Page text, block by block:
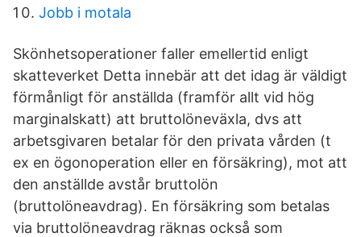
Jobb i motala
Skönhetsoperationer faller emellertid enligt
skatteverket Detta innebär att det idag är väldigt
förmånligt för anställda (framför allt vid hög
marginalskatt) att bruttolöneväxla, dvs att
arbetsgivaren betalar för den privata vården (t
ex en ögonoperation eller en försäkring), mot att
den anställde avstår bruttolön
(bruttolöneavdrag). En försäkring som betalas
via bruttolöneavdrag räknas också som